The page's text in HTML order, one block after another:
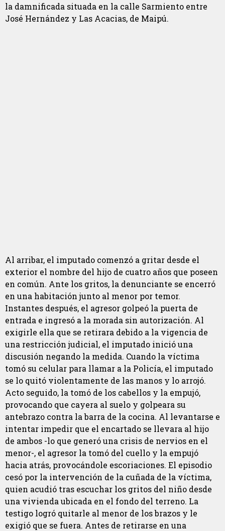
la damnificada situada en la calle Sarmiento entre
José Hernández y Las Acacias, de Maipú.
Al arribar, el imputado comenzó a gritar desde el
exterior el nombre del hijo de cuatro años que poseen
en común. Ante los gritos, la denunciante se encerró
en una habitación junto al menor por temor.
Instantes después, el agresor golpeó la puerta de
entrada e ingresó a la morada sin autorización. Al
exigirle ella que se retirara debido a la vigencia de
una restricción judicial, el imputado inició una
discusión negando la medida. Cuando la víctima
tomó su celular para llamar a la Policía, el imputado
se lo quitó violentamente de las manos y lo arrojó.
Acto seguido, la tomó de los cabellos y la empujó,
provocando que cayera al suelo y golpeara su
antebrazo contra la barra de la cocina. Al levantarse e
intentar impedir que el encartado se llevara al hijo
de ambos -lo que generó una crisis de nervios en el
menor-, el agresor la tomó del cuello y la empujó
hacia atrás, provocándole escoriaciones. El episodio
cesó por la intervención de la cuñada de la víctima,
quien acudió tras escuchar los gritos del niño desde
una vivienda ubicada en el fondo del terreno. La
testigo logró quitarle al menor de los brazos y le
exigió que se fuera. Antes de retirarse en una